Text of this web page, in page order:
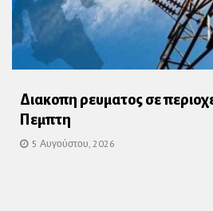
Διακοπη ρευματος σε
Πεμπτη
5 Αυγούστου, 2026